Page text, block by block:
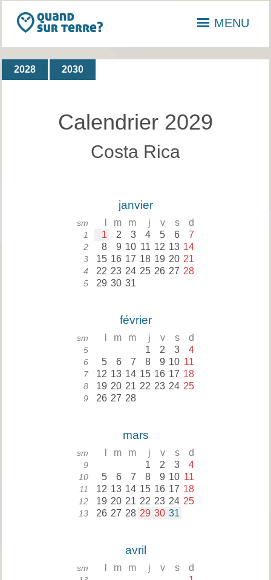
MENU
2028 2030
Calendrier 2029
Costa Rica
janvier
sm m m j v s d
1 1 2 3 4 5 6 7
2 8 9 10 11 12 13 14
3 15 16 17 18 19 20 21
4 22 23 24 25 26 27 28
5 29 30 31
février
sm m m j v s d
5 1 2 3 4
6 5 6 7 8 9 10 11
7 12 13 14 15 16 17 18
8 19 20 21 22 23 24 25
9 26 27 28
mars
sm m m j v s d
9 1 2 3 4
10 5 6 7 8 9 10 11
11 12 13 14 15 16 17 18
12 19 20 21 22 23 24 25
13 26 27 28 29 30 31
avril
sm m m j v s d